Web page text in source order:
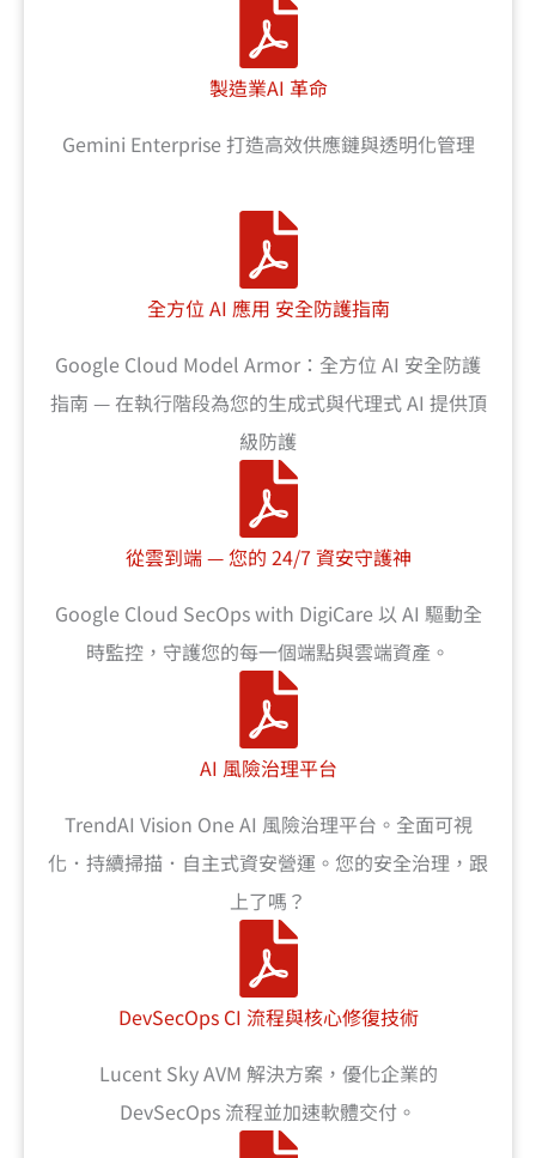
製造業AI 革命
Gemini Enterprise 打造高效供應鏈與透明化管理
全方位 AI 應用 安全防護指南
Google Cloud Model Armor：全方位 AI 安全防護
指南 — 在執行階段為您的生成式與代理式 AI 提供頂
級防護
從雲到端 — 您的 24/7 資安守護神
Google Cloud SecOps with DigiCare 以 AI 驅動全
時監控，守護您的每一個端點與雲端資產。
AI 風險治理平台
TrendAI Vision One AI 風險治理平台。全面可視
化．持續掃描．自主式資安營運。您的安全治理，跟
上了嗎？
DevSecOps CI 流程與核心修復技術
Lucent Sky AVM 解決方案，優化企業的
DevSecOps 流程並加速軟體交付。